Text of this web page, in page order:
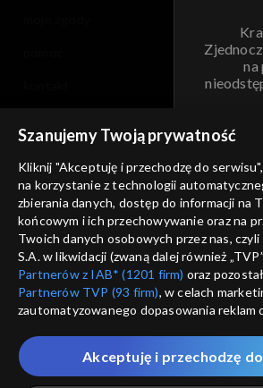
na
informacje o dostawcy usług
Szanujemy Twoją prywatność
Kliknij "Akceptuję i przechodzę do
na korzystanie z technologii
zbierania danych, dostęp do informacji na
końcowym i ich przechowywanie oraz na
Twoich danych osobowych przez nas,
S.A. w likwidacji (zwaną dalej również
Partnerów z IAB* (1201 firm) oraz
Partnerów TVP (93 firm), w celach
zautomatyzowanego dopasowania reklam
które wskazujemy poniżej, a także zgody
przez nas identyfikatora PPID do Google.
Akceptuję i przechodzę